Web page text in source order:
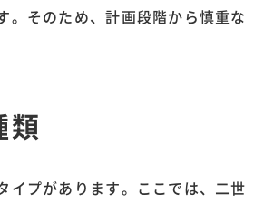
。そのため、計画段階から慎重な
類
イプがあります。ここでは、二世